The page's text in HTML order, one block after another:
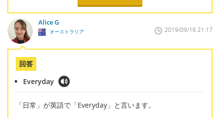
Alice G
オーストラリア 2019/09/16 21:17
回答
Everyday
「日常」が英語で「Everyday」と言います。